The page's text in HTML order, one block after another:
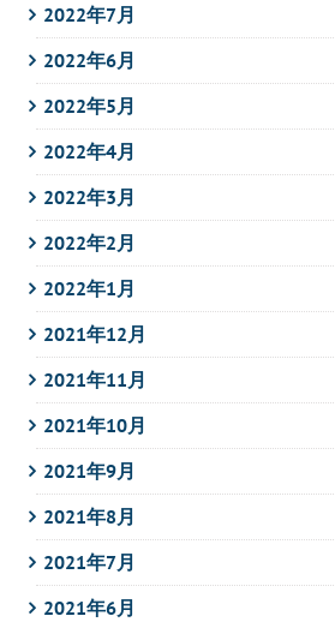
2022年7月
2022年6月
2022年5月
2022年4月
2022年3月
2022年2月
2022年1月
2021年12月
2021年11月
2021年10月
2021年9月
2021年8月
2021年7月
2021年6月